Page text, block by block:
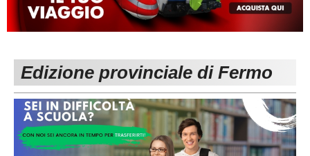
MACERATA
Carica la tua Rosa
ECCELLENZA
1^ CATEGORIA
2^ CATEGORIA
3^ CATEGORIA
REGIONALI
Edizione provinciale di Fermo